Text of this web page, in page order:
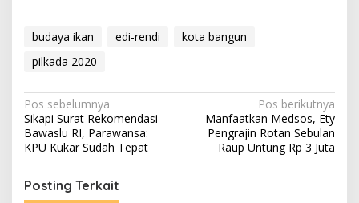
budaya ikan edi-rendi
kota bangun
pilkada 2020
Navigasi
pos
Pos sebelumnya
Sikapi Surat Rekomendasi
Bawaslu RI, Parawansa:
KPU Kukar Sudah Tepat
Pos berikutnya
Manfaatkan Medsos, Ety
Pengrajin Rotan Sebulan
Raup Untung Rp 3 Juta
Posting Terkait